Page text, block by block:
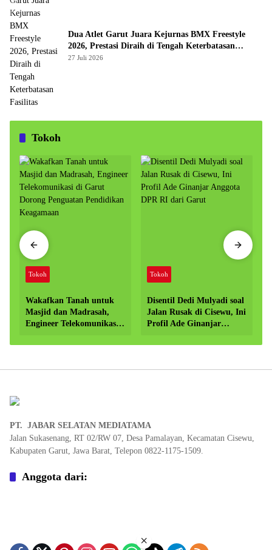
Dua Atlet Garut Juara Kejurnas BMX Freestyle
2026, Prestasi Diraih di Tengah Keterbatasan
Fasilitas
27 Juli 2026
Tokoh
Tokoh
Wakafkan Tanah untuk
Masjid dan Madrasah,
Engineer Telekomunikasi
Penguatan Pendidikan
Tokoh
Disentil Dedi Mulyadi soal
Jalan Rusak di Cisewu, Ini
Profil Ade Ginanjar
Garut
PT. JABAR SELATAN MEDIATAMA
Jalan Sukasenang, RT 02/RW 07, Desa Pamalayan, Kecamatan Cisewu,
Kabupaten Garut, Jawa Barat, Telepon 0822-1175-1509.
Anggota dari:
×